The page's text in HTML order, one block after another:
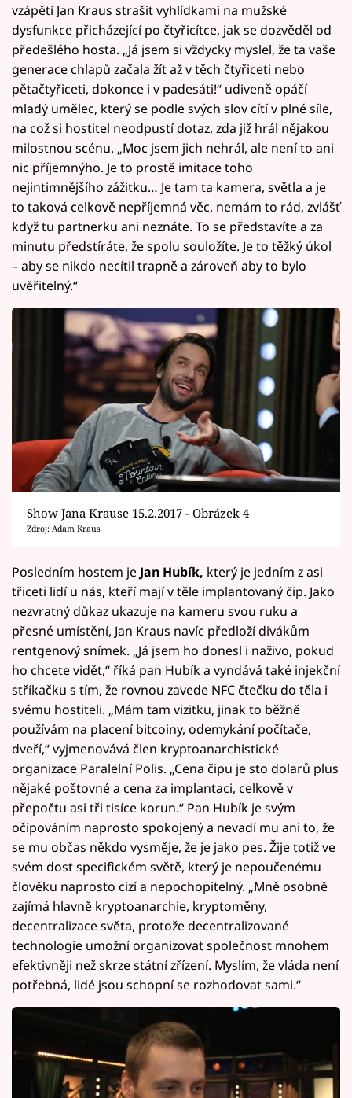
vzápětí Jan Kraus strašit vyhlídkami na mužské
dysfunkce přicházející po čtyřicítce, jak se dozvěděl od
předešlého hosta. „Já jsem si vždycky myslel, že ta vaše
generace chlapů začala žít až v těch čtyřiceti nebo
pětačtyřiceti, dokonce i v padesáti!“ udiveně opáčí
mladý umělec, který se podle svých slov cítí v plné síle,
na což si hostitel neodpustí dotaz, zda již hrál nějakou
milostnou scénu. „Moc jsem jich nehrál, ale není to ani
nic příjemnýho. Je to prostě imitace toho
nejintimnějšího zážitku… Je tam ta kamera, světla a je
to taková celkově nepříjemná věc, nemám to rád, zvlášť
když tu partnerku ani neznáte. To se představíte a za
minutu předstíráte, že spolu souložíte. Je to těžký úkol
– aby se nikdo necítil trapně a zároveň aby to bylo
uvěřitelný.“
Show Jana Krause 15.2.2017 - Obrázek 4
Zdroj: Adam Kraus
Posledním hostem je Jan Hubík, který je jedním z asi
třiceti lidí u nás, kteří mají v těle implantovaný čip. Jako
nezvratný důkaz ukazuje na kameru svou ruku a
přesné umístění, Jan Kraus navíc předloží divákům
rentgenový snímek. „Já jsem ho donesl i naživo, pokud
ho chcete vidět,“ říká pan Hubík a vyndává také injekční
stříkačku s tím, že rovnou zavede NFC čtečku do těla i
svému hostiteli. „Mám tam vizitku, jinak to běžně
používám na placení bitcoiny, odemykání počítače,
dveří,“ vyjmenovává člen kryptoanarchistické
organizace Paralelní Polis. „Cena čipu je sto dolarů plus
nějaké poštovné a cena za implantaci, celkově v
přepočtu asi tři tisíce korun.“ Pan Hubík je svým
očipováním naprosto spokojený a nevadí mu ani to, že
se mu občas někdo vysměje, že je jako pes. Žije totiž ve
svém dost specifickém světě, který je nepoučenému
člověku naprosto cizí a nepochopitelný. „Mně osobně
zajímá hlavně kryptoanarchie, kryptoměny,
decentralizace světa, protože decentralizované
technologie umožní organizovat společnost mnohem
efektivněji než skrze státní zřízení. Myslím, že vláda není
potřebná, lidé jsou schopní se rozhodovat sami.“